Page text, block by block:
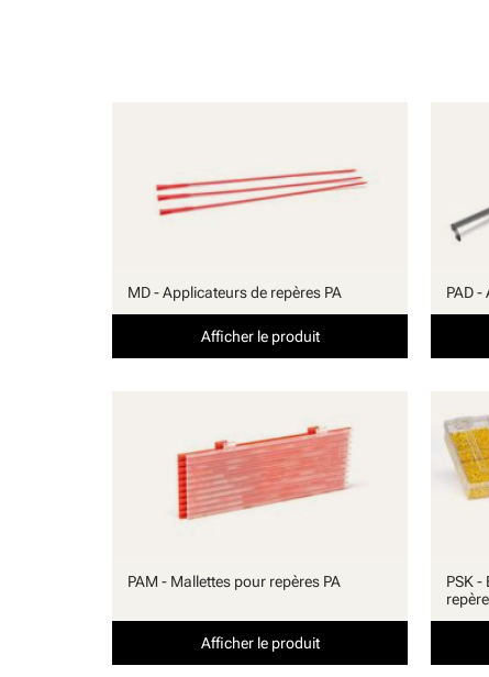
MD - Applicateurs de repères PA
Afficher le produit
PAD
PAM - Mallettes pour repères PA
Afficher le produit
PSK